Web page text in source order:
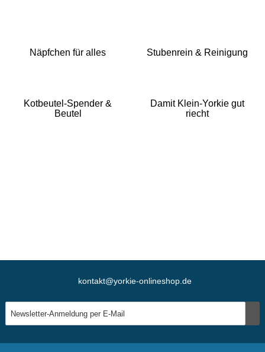
Näpfchen für alles Stubenrein & Reinigung
Kotbeutel-Spender &
Beutel
Damit Klein-Yorkie gut
riecht
kontakt@yorkie-onlineshop.de